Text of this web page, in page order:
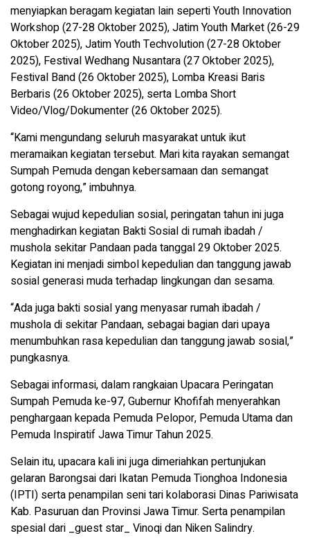
menyiapkan beragam kegiatan lain seperti Youth Innovation
Workshop (27-28 Oktober 2025), Jatim Youth Market (26-29
Oktober 2025), Jatim Youth Techvolution (27-28 Oktober
2025), Festival Wedhang Nusantara (27 Oktober 2025),
Festival Band (26 Oktober 2025), Lomba Kreasi Baris
Berbaris (26 Oktober 2025), serta Lomba Short
Video/Vlog/Dokumenter (26 Oktober 2025).
“Kami mengundang seluruh masyarakat untuk ikut
meramaikan kegiatan tersebut. Mari kita rayakan semangat
Sumpah Pemuda dengan kebersamaan dan semangat
gotong royong,” imbuhnya.
Sebagai wujud kepedulian sosial, peringatan tahun ini juga
menghadirkan kegiatan Bakti Sosial di rumah ibadah /
mushola sekitar Pandaan pada tanggal 29 Oktober 2025.
Kegiatan ini menjadi simbol kepedulian dan tanggung jawab
sosial generasi muda terhadap lingkungan dan sesama.
“Ada juga bakti sosial yang menyasar rumah ibadah /
mushola di sekitar Pandaan, sebagai bagian dari upaya
menumbuhkan rasa kepedulian dan tanggung jawab sosial,”
pungkasnya.
Sebagai informasi, dalam rangkaian Upacara Peringatan
Sumpah Pemuda ke-97, Gubernur Khofifah menyerahkan
penghargaan kepada Pemuda Pelopor, Pemuda Utama dan
Pemuda Inspiratif Jawa Timur Tahun 2025.
Selain itu, upacara kali ini juga dimeriahkan pertunjukan
gelaran Barongsai dari Ikatan Pemuda Tionghoa Indonesia
(IPTI) serta penampilan seni tari kolaborasi Dinas Pariwisata
Kab. Pasuruan dan Provinsi Jawa Timur. Serta penampilan
spesial dari _guest star_ Vinoqi dan Niken Salindry.